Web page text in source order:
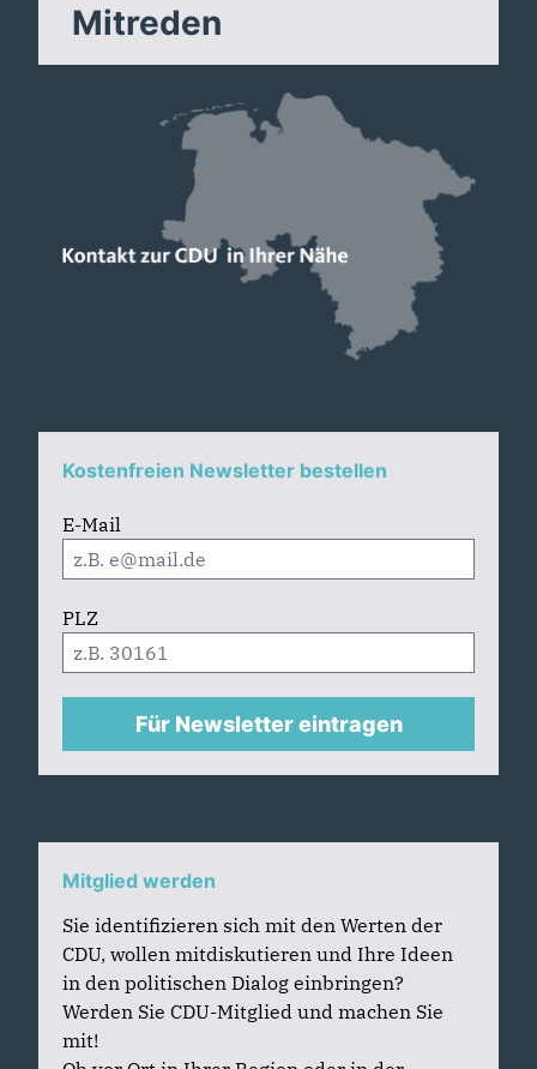
Mitreden
Kostenfreien Newsletter bestellen
E-Mail
PLZ
Für Newsletter eintragen
Mitglied werden
Sie identifizieren sich mit den Werten der
CDU, wollen mitdiskutieren und Ihre Ideen
in den politischen Dialog einbringen?
Werden Sie CDU-Mitglied und machen Sie
mit!